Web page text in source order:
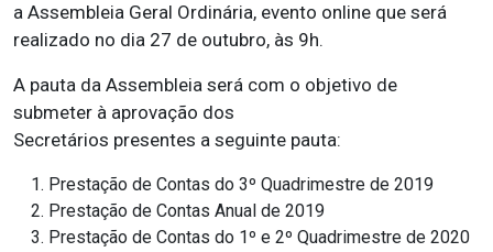
a Assembleia Geral Ordinária, evento online que será
realizado no dia 27 de outubro, às 9h.
A pauta da Assembleia será com o objetivo de
submeter à aprovação dos
Secretários presentes a seguinte pauta:
Prestação de Contas do 3º Quadrimestre de 2019
Prestação de Contas Anual de 2019
Prestação de Contas do 1º e 2º Quadrimestre de 2020